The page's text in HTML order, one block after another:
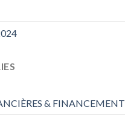
& FINANCEMENT